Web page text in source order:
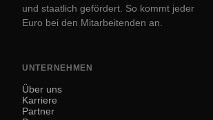
und staatlich gefördert. So kommt jeder
Euro bei den Mitarbeitenden an.
UNTERNEHMEN
Über uns
Karriere
Partner